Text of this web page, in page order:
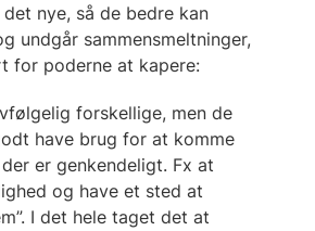
nye, så de bedre kan
undgår sammensmeltninger,
for poderne at kapere:
forskellige, men de
have brug for at komme
er genkendeligt. Fx at
og have et sted at
I det hele taget det at